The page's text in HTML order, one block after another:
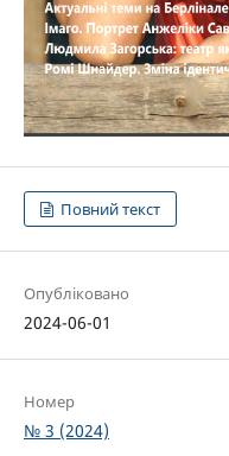
Повний текст
Опубліковано
2024-06-01
Номер
№ 3 (2024)